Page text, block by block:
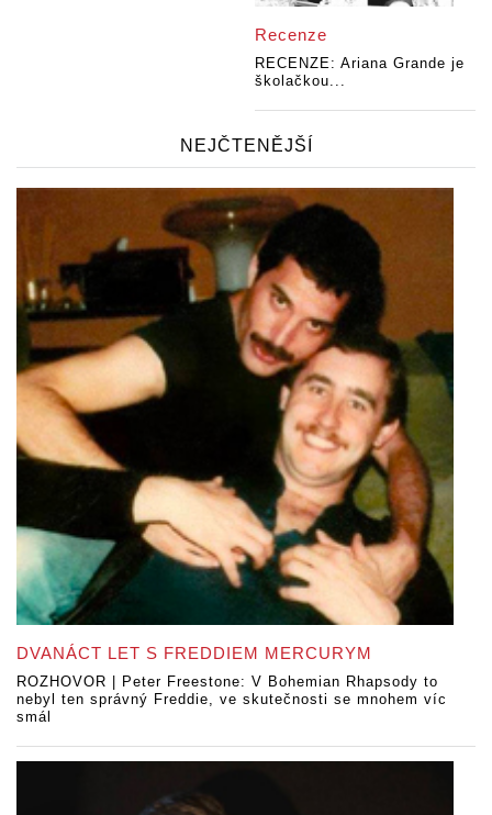
Recenze
RECENZE: Ariana Grande je
školačkou...
NEJČTENĚJŠÍ
DVANÁCT LET S FREDDIEM MERCURYM
ROZHOVOR | Peter Freestone: V Bohemian Rhapsody to
nebyl ten správný Freddie, ve skutečnosti se mnohem víc
smál